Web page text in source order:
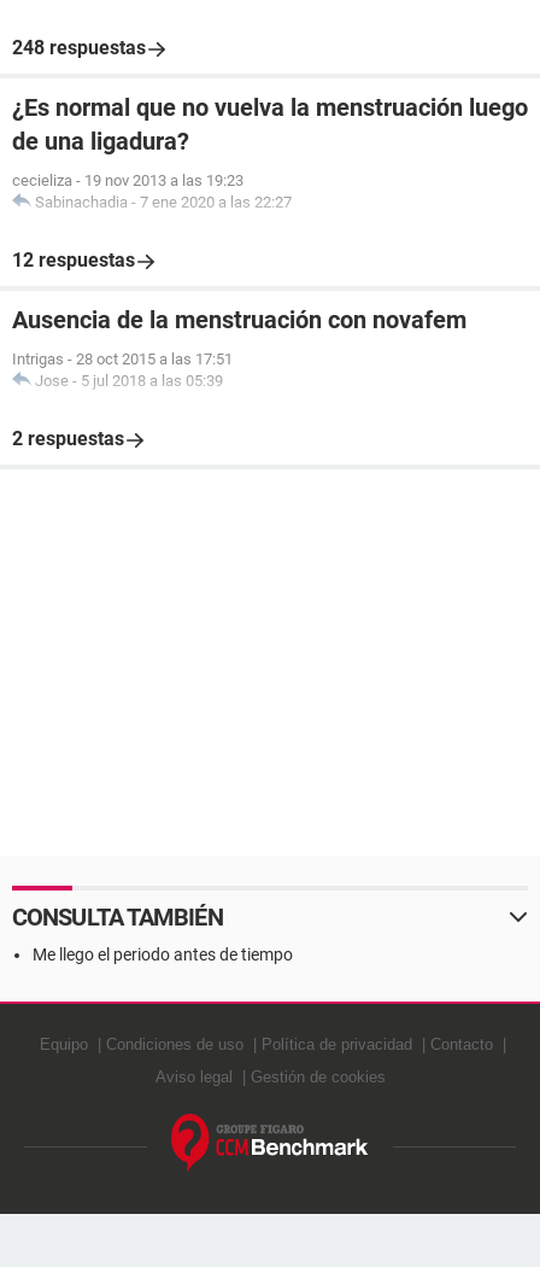
248 respuestas
¿Es normal que no vuelva la menstruación luego
de una ligadura?
cecieliza - 19 nov 2013 a las 19:23
Sabinachadia - 7 ene 2020 a las 22:27
12 respuestas
Ausencia de la menstruación con novafem
Intrigas - 28 oct 2015 a las 17:51
Jose - 5 jul 2018 a las 05:39
2 respuestas
CONSULTA TAMBIÉN
Me llego el periodo antes de tiempo
Equipo Condiciones de uso Política de privacidad
Contacto
Aviso legal
Gestión de cookies